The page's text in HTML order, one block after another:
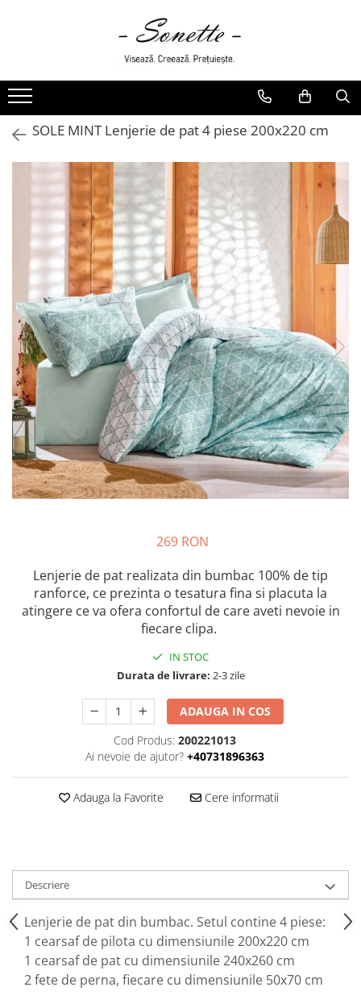
LENJERII DE PAT
LENJERII DE PAT CU PATURA
LENJERII DE PAT CU PILOTA SI
SOLE MINT Lenjerie de pat 4 piese 200x220 cm
269 RON
Lenjerie de pat realizata din bumbac 100% de tip
ranforce, ce prezinta o tesatura fina si placuta la
atingere ce va ofera confortul de care aveti nevoie in
fiecare clipa.
IN STOC
Durata de livrare: 2-3 zile
ADAUGA IN COS
Cod Produs: 200221013
Ai nevoie de ajutor? +40731896363
Adauga la Favorite Cere informatii
Descriere
Lenjerie de pat din bumbac. Setul contine 4 piese:
1 cearsaf de pilota cu dimensiunile 200x220 cm
1 cearsaf de pat cu dimensiunile 240x260 cm
2 fete de perna, fiecare cu dimensiunile 50x70 cm